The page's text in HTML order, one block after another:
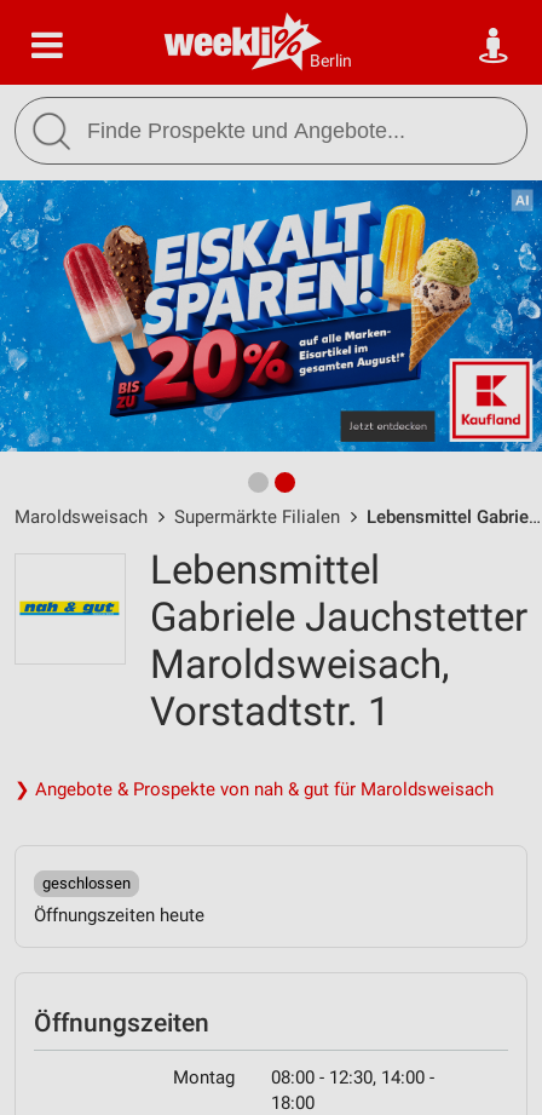
Berlin
Maroldsweisach Supermärkte Filialen Lebensmittel Gabriele Jauchstetter Maroldsweisach / Vorstadtstr. 1 - Öffnungszeiten & Adresse
Lebensmittel
Gabriele Jauchstetter
Maroldsweisach,
Vorstadtstr. 1
❯ Angebote & Prospekte von nah & gut für Maroldsweisach
geschlossen
Öffnungszeiten heute
Öffnungszeiten
Montag
08:00 - 12:30, 14:00 -
18:00